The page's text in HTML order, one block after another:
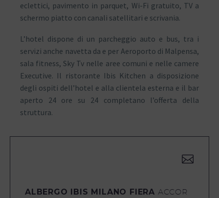
eclettici, pavimento in parquet, Wi-Fi gratuito, TV a
schermo piatto con canali satellitari e scrivania.
L’hotel dispone di un parcheggio auto e bus, tra i
servizi anche navetta da e per Aeroporto di Malpensa,
sala fitness, Sky Tv nelle aree comuni e nelle camere
Executive. Il ristorante Ibis Kitchen a disposizione
degli ospiti dell’hotel e alla clientela esterna e il bar
aperto 24 ore su 24 completano l’offerta della
struttura.


ALBERGO IBIS MILANO FIERA ACCOR